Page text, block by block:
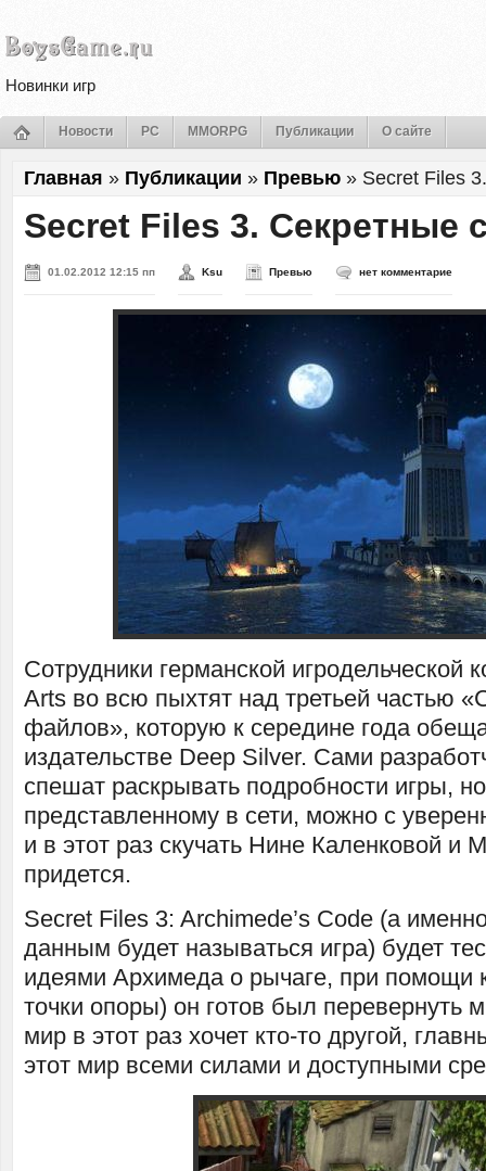
Новинки игр
Новости PC MMORPG Публикации О сайте
Главная » Публикации » Превью » Secret Files
Secret Files 3. Секретные
01.02.2012 12:15 пп Ksu Превью нет комментарие
Сотрудники германской игродельческой
Arts во всю пыхтят над третьей частью
файлов», которую к середине года
издательстве Deep Silver. Сами
спешат раскрывать подробности игры,
представленному в сети, можно с
и в этот раз скучать Нине Каленковой и
придется.
Secret Files 3: Archimede’s Code (а
данным будет называться игра) будет
идеями Архимеда о рычаге, при помощи
точки опоры) он готов был перевернуть
мир в этот раз хочет кто-то другой,
этот мир всеми силами и доступными